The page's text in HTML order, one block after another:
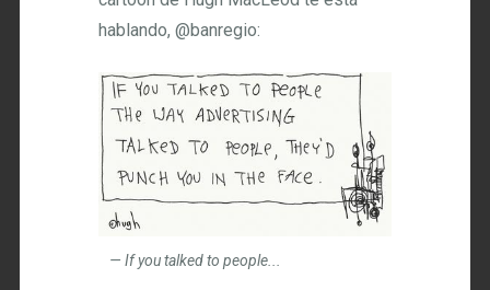
hablando, @banregio:
If you talked to people...